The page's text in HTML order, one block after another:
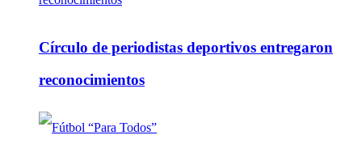
Círculo de periodistas deportivos entregaron
reconocimientos